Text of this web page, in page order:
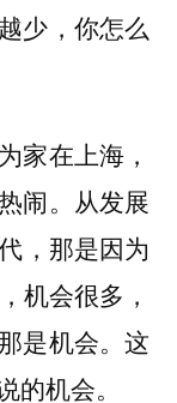
少，你怎么
家在上海，
闹。从发展
，那是因为
机会很多，
是机会。这
机会。